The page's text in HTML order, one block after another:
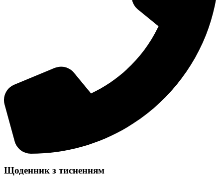
Щоденник з тисненням